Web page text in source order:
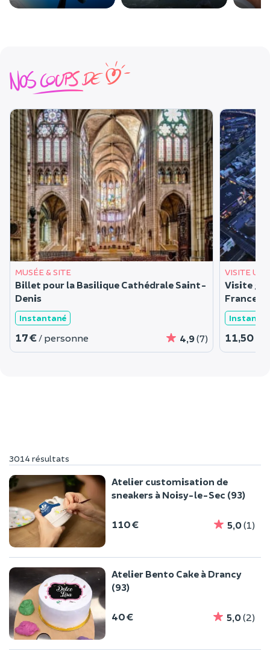
MUSÉE & SITE
Billet pour la Basilique Cathédrale Saint-
Denis
Instantané
17 € / personne 4,9(7)
VISITE
Visite
France
11,50 €
3014 résultats
Atelier customisation de
sneakers à Noisy-le-Sec (93)
110 € 5,0(1)
Atelier Bento Cake à Drancy
(93)
40 € 5,0(2)